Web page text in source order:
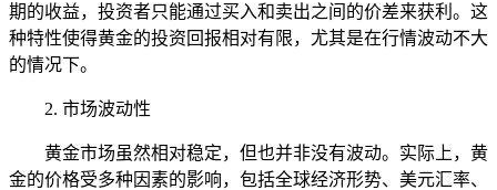
期的收益，投资者只能通过买入和卖出之间的价差来获利。这
种特性使得黄金的投资回报相对有限，尤其是在行情波动不大
的情况下。
2. 市场波动性
黄金市场虽然相对稳定，但也并非没有波动。实际上，黄
金的价格受多种因素的影响，包括全球经济形势、美元汇率、